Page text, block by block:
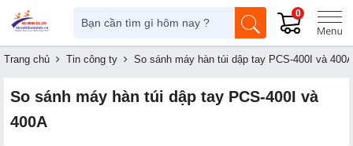
0
Trang chủ Tin công ty So sánh máy hàn túi dập tay PCS-400I và 400A
So sánh máy hàn túi dập tay PCS-400I và
400A